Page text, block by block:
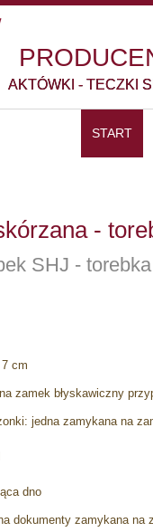
AKTÓWKI - TECZKI
START
-
SHJ -
cm
zamek błyskawiczny
jedna zamykana na
dno
dokumenty zamykana na